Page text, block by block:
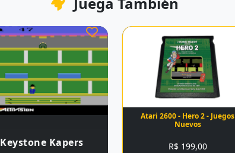
Keystone Kapers
Atari 2600 - Hero 2 - Juegos
Nuevos
R$ 199,00